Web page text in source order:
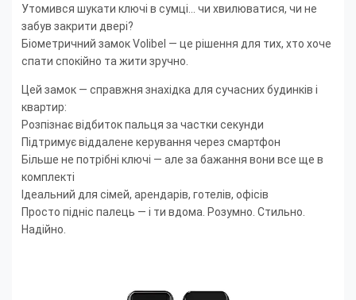
Утомився шукати ключі в сумці... чи хвилюватися, чи не
забув закрити двері?
Біометричний замок Volibel — це рішення для тих, хто хоче
спати спокійно та жити зручно.
Цей замок — справжня знахідка для сучасних будинків і
квартир:
Розпізнає відбиток пальця за частки секунди
Підтримує віддалене керування через смартфон
Більше не потрібні ключі — але за бажання вони все ще в
комплекті
Ідеальний для сімей, арендарів, готелів, офісів
Просто підніс палець — і ти вдома. Розумно. Стильно.
Надійно.